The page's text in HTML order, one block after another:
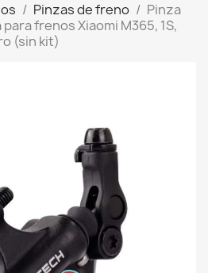
Pinzas de freno
Pinza
frenos Xiaomi M365, 1S,
(sin kit)